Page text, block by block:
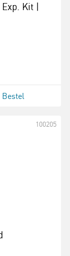
Kit |
Bestel
100205